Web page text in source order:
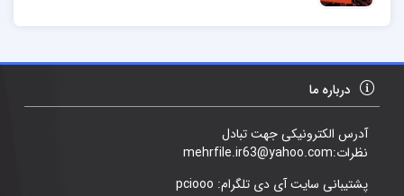
درباره ما
آدرس الکترونیکی جهت تبادل
نظرات:mehrfile.ir63@yahoo.com
پشتیبانی سایت آی دی تلگرام: pciooo